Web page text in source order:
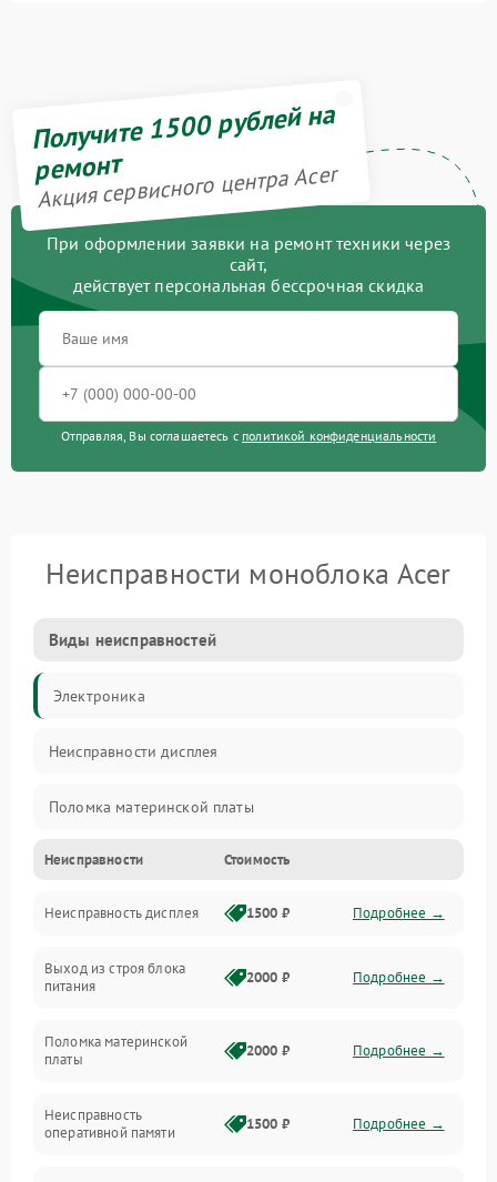
Получите 1500 рублей на
ремонт
Акция сервисного центра Acer
При оформлении заявки на ремонт техники через
сайт,
действует персональная бессрочная скидка
Отправляя, Вы соглашаетесь с политикой конфиденциальности
Неисправности моноблока Acer
Виды неисправностей
Электроника
Неисправности дисплея
Поломка материнской платы
Неисправность системы охлаждения
Неисправность BIOS
Повреждение корпуса
Повреждение разъёмов (USB, HDMI и др.)
Неисправности Стоимость
Неисправность дисплея 1500 ₽ Подробнее →
Выход из строя блока
питания
2000 ₽ Подробнее →
Поломка материнской
платы
2000 ₽ Подробнее →
Неисправность
оперативной памяти
1500 ₽ Подробнее →